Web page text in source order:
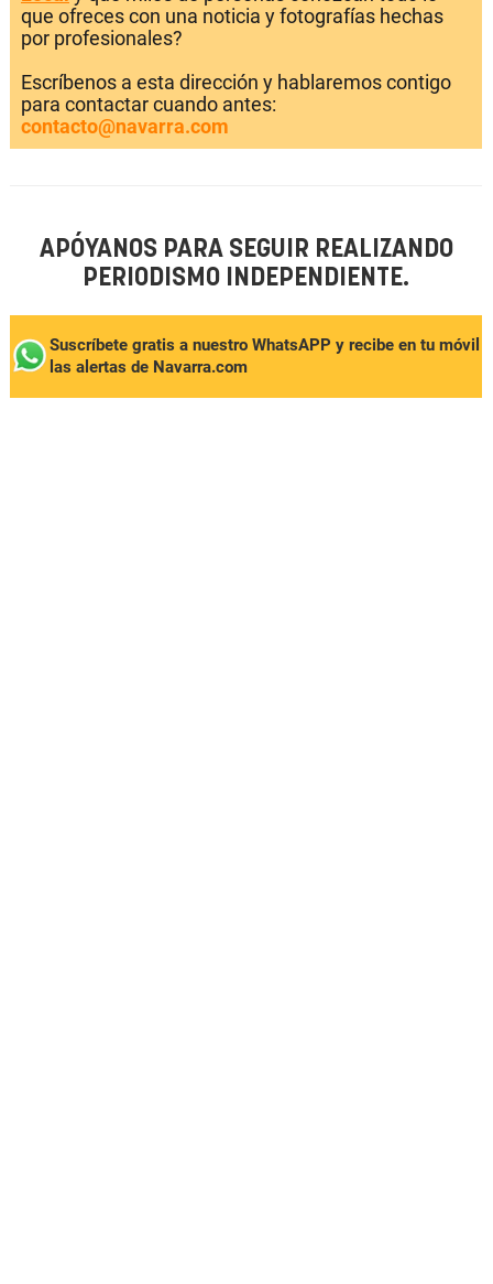
que ofreces con una noticia y fotografías hechas
por profesionales?
Escríbenos a esta dirección y hablaremos contigo
para contactar cuando antes:
contacto@navarra.com
APÓYANOS PARA SEGUIR REALIZANDO
PERIODISMO INDEPENDIENTE.
Suscríbete gratis a nuestro WhatsAPP y recibe en tu móvil
las alertas de Navarra.com